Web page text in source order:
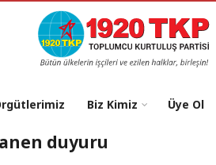
Biz Kimiz Üye Ol
duyuru